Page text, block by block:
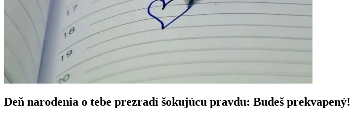
Deň narodenia o tebe prezradí šokujúcu pravdu: Budeš prekvapený!